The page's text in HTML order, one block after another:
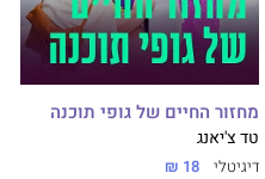
מחזור החיים של גופי תוכנה
טד צ'יאנג
דיגיטלי 18 ₪